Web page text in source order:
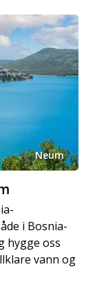
Neum
i Bosnia-
hygge oss
vann og